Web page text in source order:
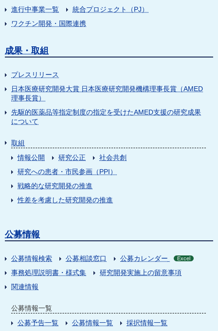
進行中事業一覧
統合プロジェクト（PJ）
ワクチン開発・国際連携
成果・取組
プレスリリース
日本医療研究開発大賞 日本医療研究開発機構理事長賞（AMED
理事長賞）
先駆的医薬品等指定制度の指定を受けたAMED支援の研究成果
について
取組
情報公開
研究公正
社会共創
研究への患者・市民参画（PPI）
戦略的な研究開発の推進
性差を考慮した研究開発の推進
公募情報
公募情報検索 公募相談窓口 公募カレンダー Excel
事務処理説明書・様式集
研究開発実施上の留意事項
関連情報
公募情報一覧
公募予告一覧
公募情報一覧
採択情報一覧